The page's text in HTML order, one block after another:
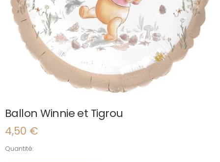
Ballon Winnie et Tigrou
4,50 €
Quantité:
quantité